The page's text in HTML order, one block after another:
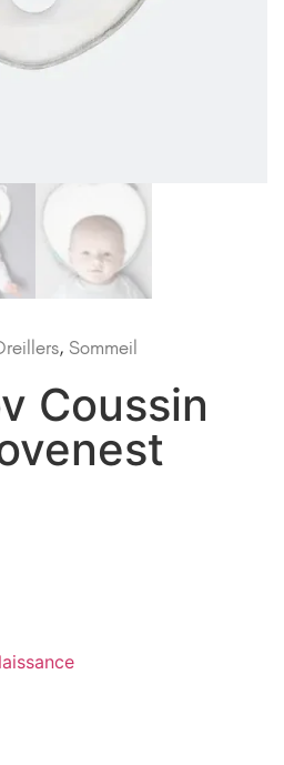
, Sommeil
Coussin